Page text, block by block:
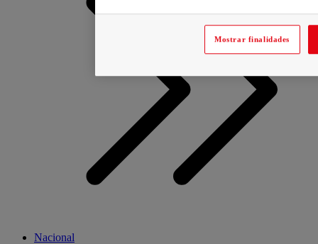
Nacional
Mostrar finalidades